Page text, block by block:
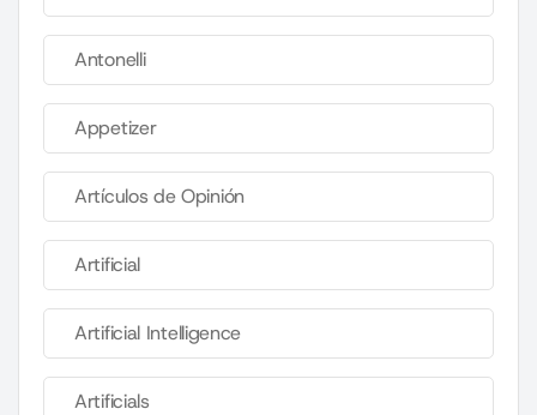
Antonelli
Appetizer
Artículos de Opinión
Artificial
Artificial Intelligence
Artificials